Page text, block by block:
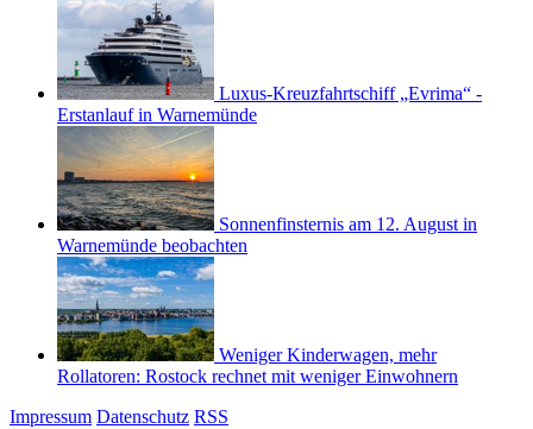
Luxus-Kreuzfahrtschiff „Evrima“ -
Erstanlauf in Warnemünde
Sonnenfinsternis am 12. August in
Warnemünde beobachten
Weniger Kinderwagen, mehr
Rollatoren: Rostock rechnet mit weniger Einwohnern
Impressum Datenschutz RSS